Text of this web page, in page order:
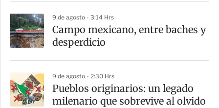
9 de agosto - 3:14 Hrs
Campo mexicano, entre baches y
desperdicio
9 de agosto - 2:30 Hrs
Pueblos originarios: un legado
milenario que sobrevive al olvido